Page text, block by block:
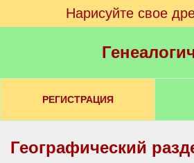
Нарисуйте свое
РЕГИСТРАЦИЯ
Географический